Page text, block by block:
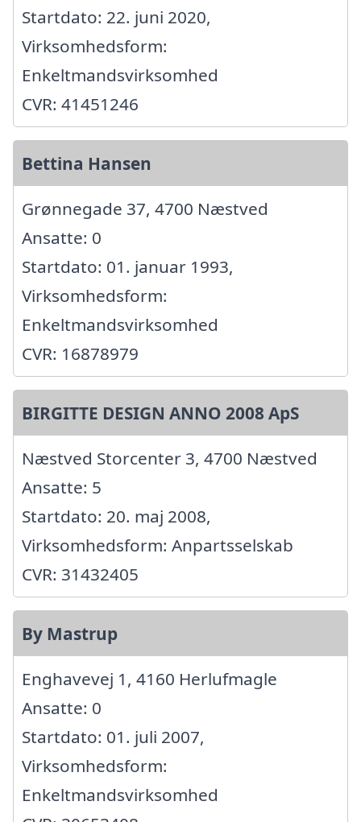
Startdato: 22. juni 2020,
Virksomhedsform:
Enkeltmandsvirksomhed
CVR: 41451246
Bettina Hansen
Grønnegade 37, 4700 Næstved
Ansatte: 0
Startdato: 01. januar 1993,
Virksomhedsform:
Enkeltmandsvirksomhed
CVR: 16878979
BIRGITTE DESIGN ANNO 2008 ApS
Næstved Storcenter 3, 4700 Næstved
Ansatte: 5
Startdato: 20. maj 2008,
Virksomhedsform: Anpartsselskab
CVR: 31432405
By Mastrup
Enghavevej 1, 4160 Herlufmagle
Ansatte: 0
Startdato: 01. juli 2007,
Virksomhedsform:
Enkeltmandsvirksomhed